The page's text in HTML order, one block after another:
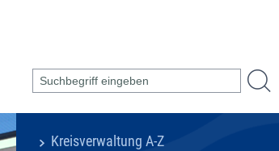
Kreisverwaltung A-Z